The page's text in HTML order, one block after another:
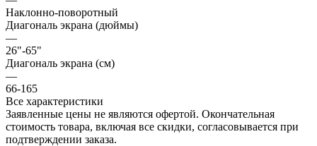
Наклонно-поворотный
Диагональ экрана (дюймы)
—
26"-65"
Диагональ экрана (см)
—
66-165
Все характеристики
Заявленные цены не являются офертой. Окончательная
стоимость товара, включая все скидки, согласовывается при
подтверждении заказа.